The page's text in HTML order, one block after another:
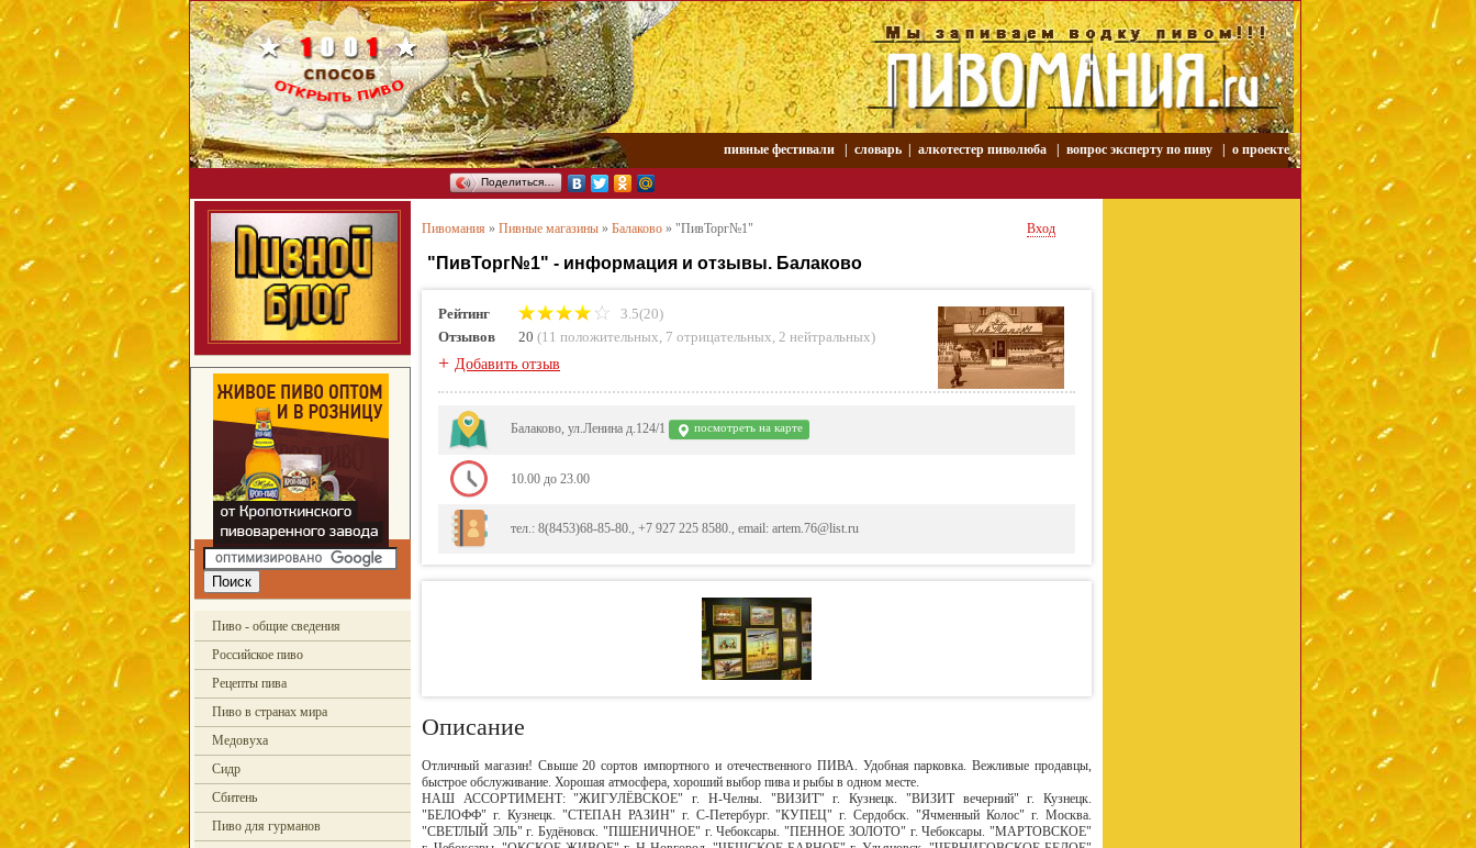
пивные фестивали словарь aлкотестер пиволюба вопрос эксперту по пиву о проекте
Поделиться…
Пиво - общие сведения
Российское пиво
Рецепты пива
Пиво в странах мира
Медовуха
Сидр
Сбитень
Пиво для гурманов
Пивомания » Пивные магазины » Балаково » "ПивТорг№1" Вход
"ПивТорг№1" - информация и отзывы. Балаково
Рейтинг
3.5(20)
Отзывов
20 (11 положительных, 7 отрицательных, 2 нейтральных)
+ Добавить отзыв
Балаково, ул.Ленина д.124/1 посмотреть на карте
10.00 до 23.00
тел.: 8(8453)68-85-80., +7 927 225 8580., email: artem.76@list.ru
Описание
Отличный магазин! Свыше 20 сортов импортного и отечественного ПИВА. Удобная парковка. Вежливые продавцы,
быстрое обслуживание. Хорошая атмосфера, хороший выбор пива и рыбы в одном месте.
НАШ АССОРТИМЕНТ: "ЖИГУЛЁВСКОЕ" г. Н-Челны. "ВИЗИТ" г. Кузнецк. "ВИЗИТ вечерний" г. Кузнецк.
"БЕЛОФФ" г. Кузнецк. "СТЕПАН РАЗИН" г. С-Петербург. "КУПЕЦ" г. Сердобск. "Ячменный Колос" г. Москва.
"СВЕТЛЫЙ ЭЛЬ" г. Будёновск. "ПШЕНИЧНОЕ" г. Чебоксары. "ПЕННОЕ ЗОЛОТО" г. Чебоксары. "МАРТОВСКОЕ"